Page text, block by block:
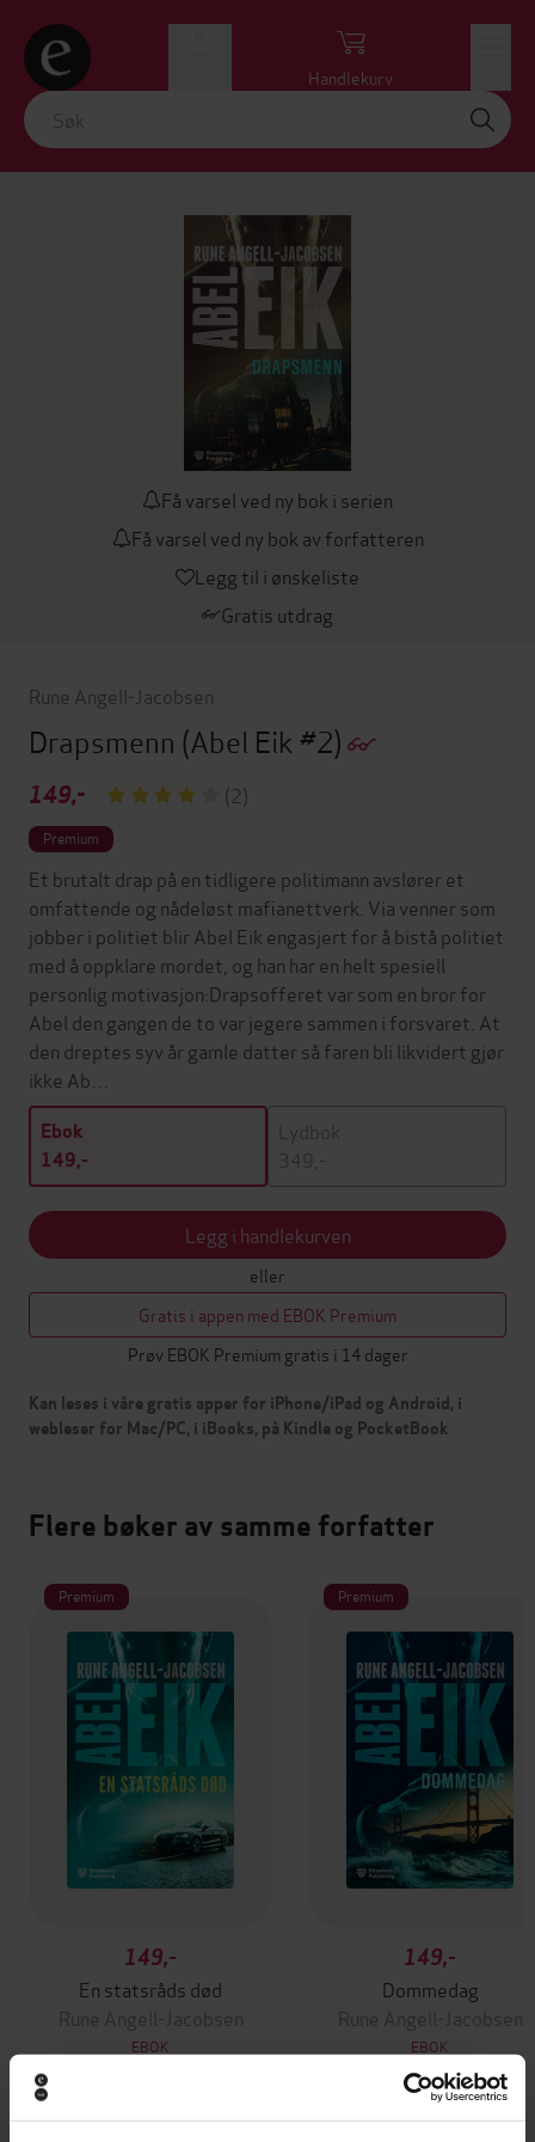
Handlekurv
Få varsel ved ny bok i serien
Få varsel ved ny bok av forfatteren
Legg til i ønskeliste
Gratis utdrag
Rune Angell-Jacobsen
Drapsmenn (Abel Eik #2)
149,- (2)
Premium
Et brutalt drap på en tidligere politimann avslører et
omfattende og nådeløst mafianettverk. Via venner som
jobber i politiet blir Abel Eik engasjert for å bistå politiet
med å oppklare mordet, og han har en helt spesiell
personlig motivasjon:Drapsofferet var som en bror for
Abel den gangen de to var jegere sammen i forsvaret. At
den dreptes syv år gamle datter så faren bli likvidert gjør
ikke Ab…
Ebok
149,-
Lydbok
349,-
Legg i handlekurven
eller
Gratis i appen med EBOK Premium
Prøv EBOK Premium gratis i 14 dager
Kan leses i våre gratis apper for iPhone/iPad og Android, i
webleser for Mac/PC, i iBooks, på Kindle og PocketBook
Flere bøker av samme forfatter
Premium
149,-
En statsråds død
Rune Angell-Jacobsen
EBOK
Premium
149,-
Dommedag
Rune Angell-Jacobsen
EBOK